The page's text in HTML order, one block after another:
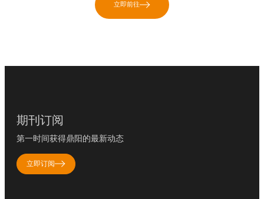
立即前往
期刊订阅
第一时间获得鼎阳的最新动态
立即订阅